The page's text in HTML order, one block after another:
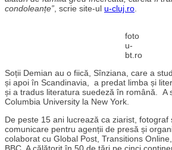
condoleanțe” , scrie site-ul u-cluj.ro
foto
u-
bt.ro
Soții Demian au o fiică, Sînziana, care a
și apoi în Scandinavia, a predat limba și
și a tradus literatura suedeză în română. A
Columbia University la New York.
De peste 15 ani lucrează ca ziarist, fotograf
comunicare pentru agenții de presă și
colaborat cu Global Post, Transitions
BBC. A călătorit în 50 de țări pe cinci